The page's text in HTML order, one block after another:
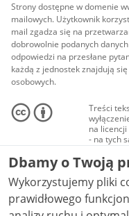
Strony dostępne w domenie
mailowych. Użytkownik
mail zgadza się na
dobrowolnie podanych
odpowiedzi na przesłane
każdą z jednostek znajdują
osobowych.
Treści
na
- na tych
Materiały
audio i
Creative
NC-ND
Dbamy o Twoją
Wykorzystujemy pliki
prawidłowego